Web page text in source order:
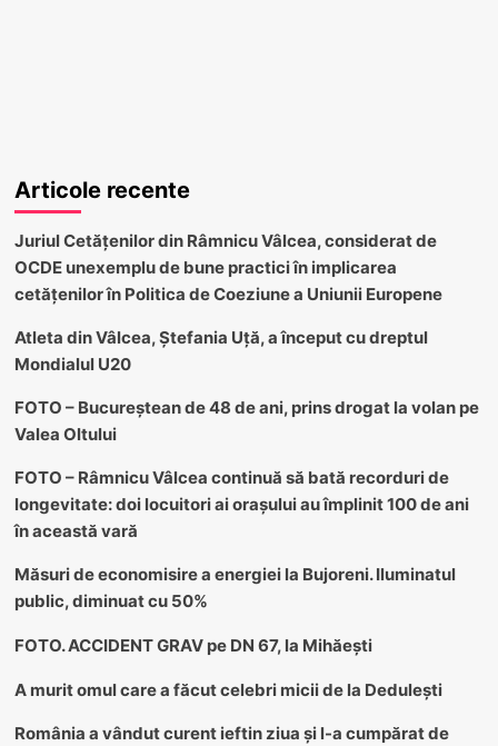
Articole recente
Juriul Cetățenilor din Râmnicu Vâlcea, considerat de
OCDE unexemplu de bune practici în implicarea
cetățenilor în Politica de Coeziune a Uniunii Europene
Atleta din Vâlcea, Ștefania Uță, a început cu dreptul
Mondialul U20
FOTO – Bucureștean de 48 de ani, prins drogat la volan pe
Valea Oltului
FOTO – Râmnicu Vâlcea continuă să bată recorduri de
longevitate: doi locuitori ai orașului au împlinit 100 de ani
în această vară
Măsuri de economisire a energiei la Bujoreni. Iluminatul
public, diminuat cu 50%
FOTO. ACCIDENT GRAV pe DN 67, la Mihăești
A murit omul care a făcut celebri micii de la Dedulești
România a vândut curent ieftin ziua și l-a cumpărat de